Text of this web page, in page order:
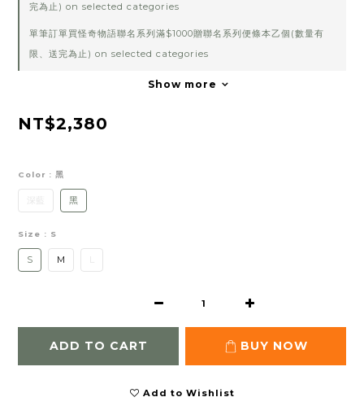
完為止) on selected categories
單筆訂單買怪奇物語聯名系列滿$1000贈聯名系列便條本乙個(數量有
限、送完為止) on selected categories
Show more
NT$2,380
Color : 黑
深藍 黑
Size : S
S M
ADD TO CART BUY NOW
Add to Wishlist